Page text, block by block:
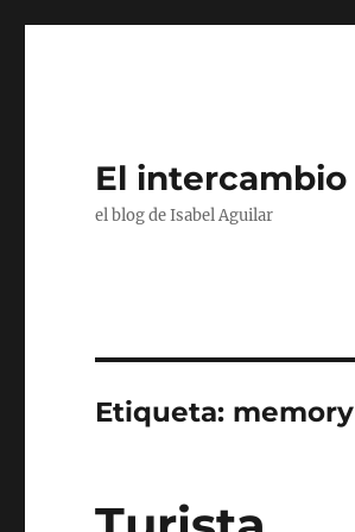
El intercambio
el blog de Isabel Aguilar
Etiqueta: memory